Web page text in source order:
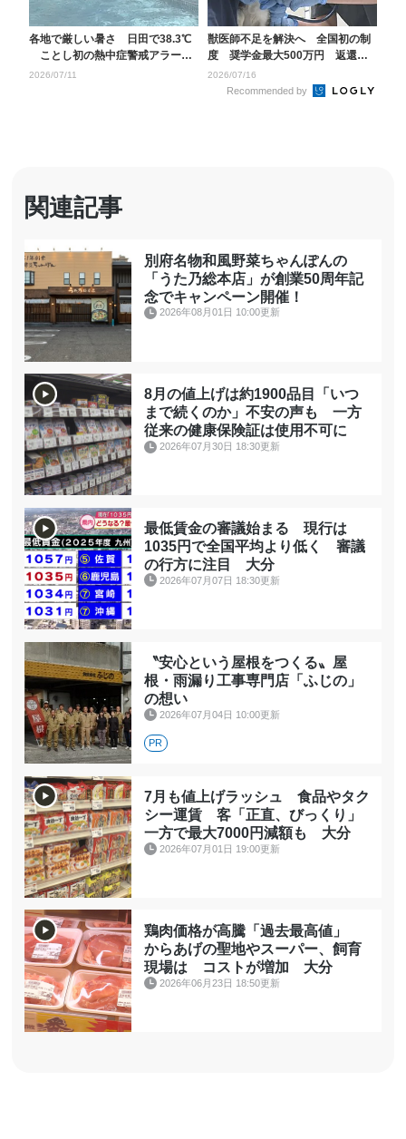
各地で厳しい暑さ 日田で38.3℃
ことし初の熱中症警戒アラート
発表 大分
2026/07/11
獣医師不足を解決へ 全国初の制
度 奨学金最大500万円 返還を
肩代わり 大分
2026/07/16
Recommended by
関連記事
別府名物和風野菜ちゃんぽんの
「うた乃総本店」が創業50周年記
念でキャンペーン開催！
2026年08月01日 10:00更新
8月の値上げは約1900品目「いつ
まで続くのか」不安の声も 一方
従来の健康保険証は使用不可に
2026年07月30日 18:30更新
最低賃金の審議始まる 現行は
1035円で全国平均より低く 審議
の行方に注目 大分
2026年07月07日 18:30更新
〝安心という屋根をつくる〟屋
根・雨漏り工事専門店「ふじの」
の想い
2026年07月04日 10:00更新
PR
7月も値上げラッシュ 食品やタク
シー運賃 客「正直、びっくり」
一方で最大7000円減額も 大分
2026年07月01日 19:00更新
鶏肉価格が高騰「過去最高値」
からあげの聖地やスーパー、飼育
現場は コストが増加 大分
2026年06月23日 18:50更新